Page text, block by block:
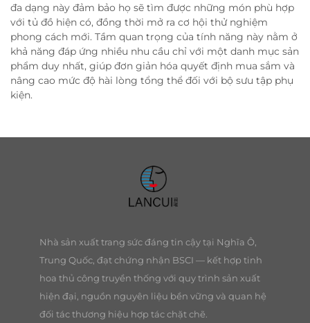
đa dạng này đảm bảo họ sẽ tìm được những món phù hợp
với tủ đồ hiện có, đồng thời mở ra cơ hội thử nghiệm
phong cách mới. Tầm quan trọng của tính năng này nằm ở
khả năng đáp ứng nhiều nhu cầu chỉ với một danh mục sản
phẩm duy nhất, giúp đơn giản hóa quyết định mua sắm và
nâng cao mức độ hài lòng tổng thể đối với bộ sưu tập phụ
kiện.
Nhà sản xuất trang sức đáng tin cậy tại Nghĩa Ô,
Trung Quốc, đạt chứng nhận BSCI — kết hợp tinh
hoa thủ công truyền thống với quy trình sản xuất
hiện đại, nguồn nguyên liệu bền vững và quan hệ
đối tác thương hiệu hợp tác chặt chẽ.